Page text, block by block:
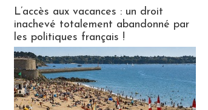
L’accès aux vacances : un droit
inachevé totalement abandonné par
les politiques français !